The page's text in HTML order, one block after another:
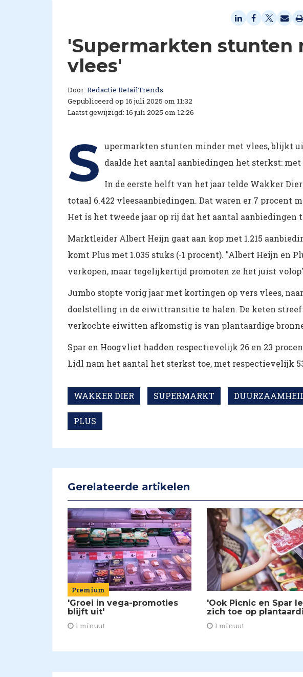
'Supermarkten stunten
vlees'
Door: Redactie RetailTrends
Gepubliceerd op 16 juli 2025 om 11:32
Laatst gewijzigd: 16 juli 2025 om 12:26
S upermarkten stunten minder met vlees, blijkt
daalde het aantal aanbiedingen het sterkst: met
In de eerste helft van het jaar telde Wakker
totaal 6.422 vleesaanbiedingen. Dat waren er 7 procent
Het is het tweede jaar op rij dat het aantal aanbiedingen
Marktleider Albert Heijn gaat aan kop met 1.215
komt Plus met 1.035 stuks (-1 procent). "Albert Heijn en
verkopen, maar tegelijkertijd promoten ze het juist
Jumbo stopte vorig jaar met kortingen op vers vlees,
doelstelling in de eiwittransitie te halen. De keten
verkochte eiwitten afkomstig is van plantaardige
Spar en Hoogvliet hadden respectievelijk 26 en 23
Lidl nam het aantal het sterkst toe, met respectievelijk
WAKKER DIER SUPERMARKT
PLUS
Gerelateerde artikelen
Premium
'Groei in vega-promoties
blijft uit'
1 minuut
'Ook Picnic en Spar
zich toe op
1 minuut